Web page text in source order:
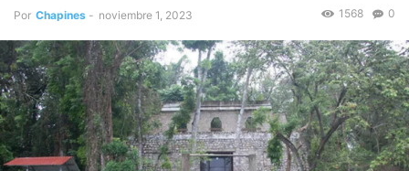
Por Chapines - noviembre 1, 2023 0
1568